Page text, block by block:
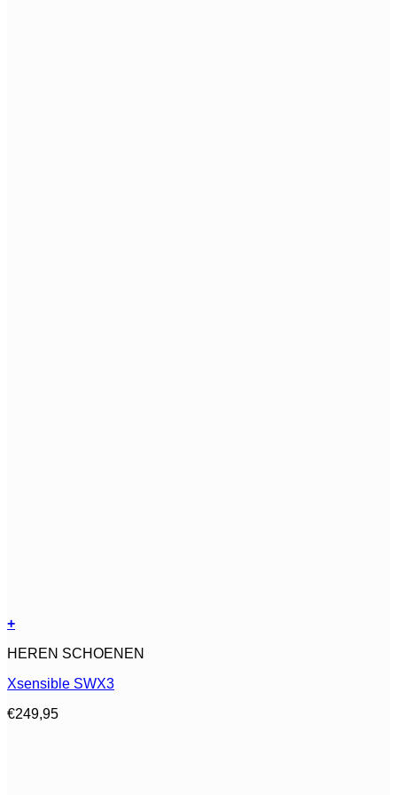
+
product
meerdere
Deze
HEREN SCHOENEN
Xsensible SWX3
€249,95